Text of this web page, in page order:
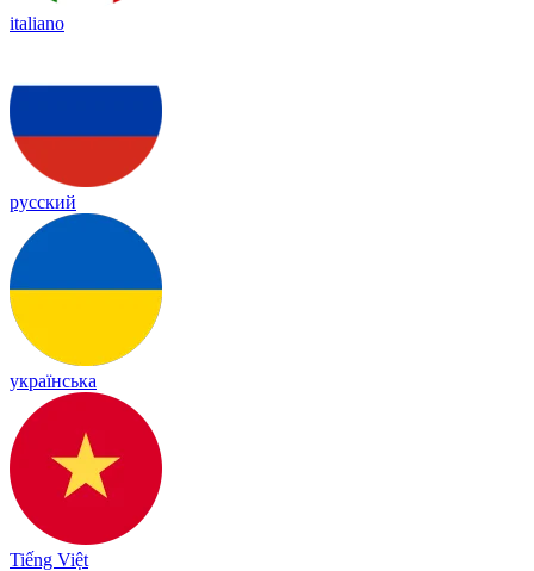
italiano
русский
українська
Tiếng Việt